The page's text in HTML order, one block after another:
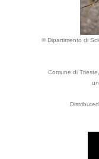
© Dipartimento di
Comune di